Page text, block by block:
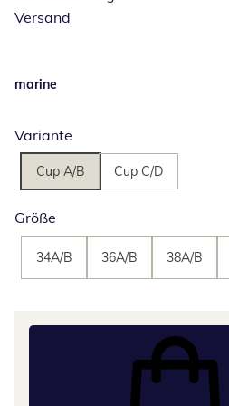
Versand
marine
Variante
Cup A/B Cup C/D
Größe
34A/B 36A/B 38A/B